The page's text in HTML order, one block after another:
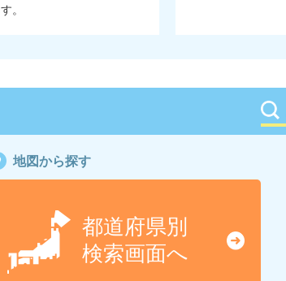
す。
地図から探す
都道府県別
検索画面へ